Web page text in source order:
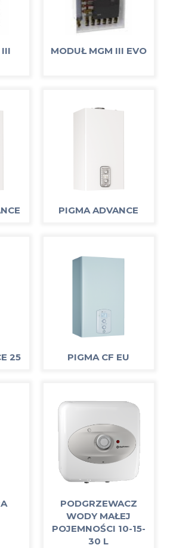
III
MODUŁ MGM III EVO
PIGMA ADVANCE
25 PIGMA CF EU
PODGRZEWACZ
WODY MAŁEJ
POJEMNOŚCI 10-15-
30 L